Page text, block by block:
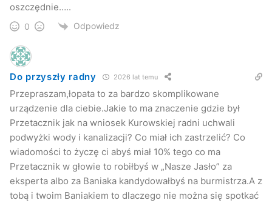
oszczędnie…..
0 Odpowiedz
Do przyszły radny 2026 lat temu
Przepraszam,łopata to za bardzo skomplikowane
urządzenie dla ciebie.Jakie to ma znaczenie gdzie był
Przetacznik jak na wniosek Kurowskiej radni uchwali
podwyżki wody i kanalizacji? Co miał ich zastrzelić? Co
wiadomości to życzę ci abyś miał 10% tego co ma
Przetacznik w głowie to robiłbyś w „Nasze Jasło” za
eksperta albo za Baniaka kandydowałbyś na burmistrza.A z
tobą i twoim Baniakiem to dlaczego nie można się spotkać